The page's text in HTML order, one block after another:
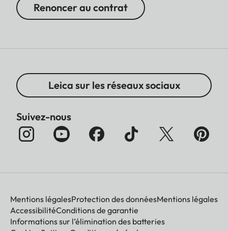
Renoncer au contrat
Leica sur les réseaux sociaux
Suivez-nous
Mentions légalesProtection des donnéesMentions légales
AccessibilitéConditions de garantie
Informations sur l’élimination des batteries